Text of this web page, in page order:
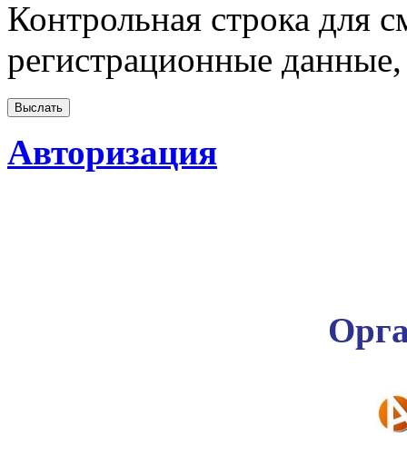
Контрольная строка для
регистрационные
Авторизация